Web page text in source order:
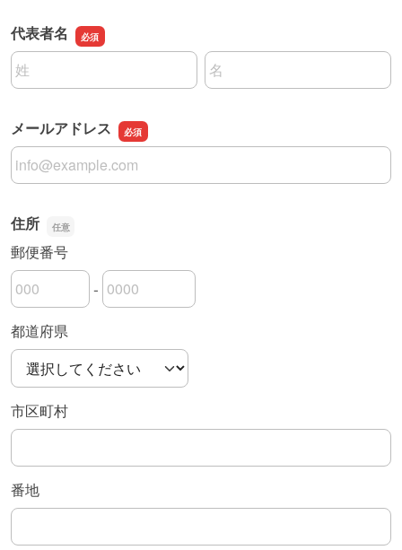
代表者名
名前の姓
名前の名
メールアドレス
メールアドレス
住所
郵便番号
郵便番号の上3桁
-
郵便番号の下4桁
都道府県
市区町村
番地